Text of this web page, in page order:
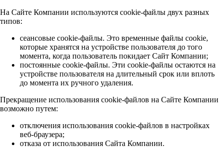
На Сайте Компании используются cookie-файлы двух разных
типов:
сеансовые cookie-файлы. Это временные файлы cookie,
которые хранятся на устройстве пользователя до того
момента, когда пользователь покидает Сайт Компании;
постоянные cookie-файлы. Эти cookie-файлы остаются на
устройстве пользователя на длительный срок или вплоть
до момента их ручного удаления.
Прекращение использования cookie-файлов на Сайте Компании
возможно путем:
отключения использования cookie-файлов в настройках
веб-браузера;
отказа от использования Сайта Компании.